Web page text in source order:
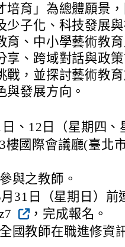
培育」為總體願景
少子化、科技發展
育、中小學藝術教
享、跨域對話與政
戰，並探討藝術教
與發展方向。
、12日（星期四、
樓國際會議廳(臺北
與之教師。
31日（星期日）前
，完成報名。
國教師在職進修資